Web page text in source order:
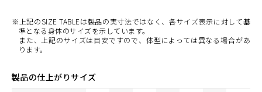
※上記のSIZE TABLEは製品の実寸法ではなく、各サイズ表示に対して基
準となる身体のサイズを示しています。
また、上記のサイズは目安ですので、体型によっては異なる場合があ
ります。
製品の仕上がりサイズ